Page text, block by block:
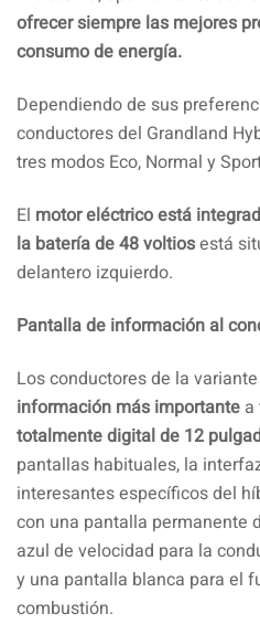
ofrecer siempre las mejores
consumo de energía.
Dependiendo de sus
conductores del Grandland
tres modos Eco, Normal y
El motor eléctrico está
la batería de 48 voltiosestá
delantero izquierdo.
Pantalla de información al
Los conductores de la
información más importante a
totalmente digital de 12
pantallas habituales, la
interesantes específicos del
con una pantalla permanente
azul de velocidad para la
y una pantalla blanca para el
combustión.